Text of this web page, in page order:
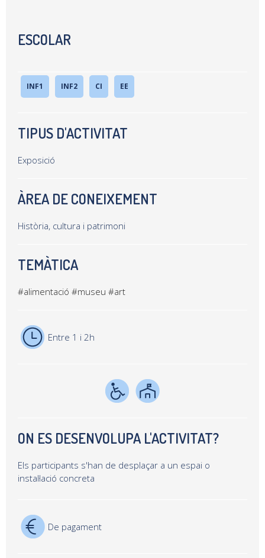
ESCOLAR
INF1 INF2 CI EE
TIPUS D'ACTIVITAT
Exposició
ÀREA DE CONEIXEMENT
Història, cultura i patrimoni
TEMÀTICA
#alimentació #museu #art
Entre 1 i 2h
ON ES DESENVOLUPA L'ACTIVITAT?
Els participants s'han de desplaçar a un espai o
instal·lació concreta
De pagament